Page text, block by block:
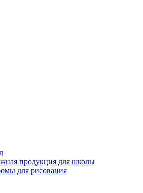
продукция для школы
для рисования